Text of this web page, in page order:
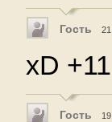
Гость
xD
Гость